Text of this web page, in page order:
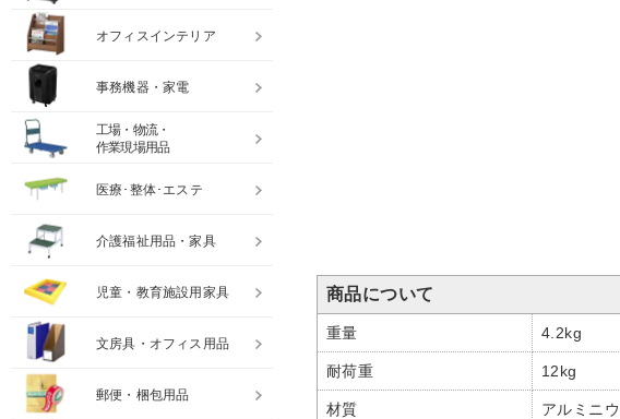
商品について
重量 4.2kg
耐荷重 12kg
材質 アルミニ
オフィスインテリア
事務機器・家電
工場・物流・
作業現場用品
医療･整体･エステ
介護福祉用品・家具
児童・教育施設用家具
文房具・オフィス用品
郵便・梱包用品